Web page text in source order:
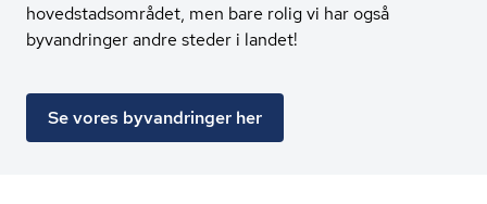
hovedstadsområdet, men bare rolig vi har også
byvandringer andre steder i landet!
Se vores byvandringer her